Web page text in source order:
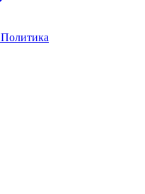
Политика